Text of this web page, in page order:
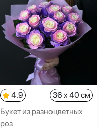
4.9
36 x 40 см
Букет из разноцветных
роз